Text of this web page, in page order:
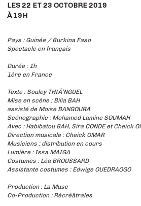
LES 22 ET 23 OCTOBRE 2019
À 19H
Pays : Guinée / Burkina Faso
Spectacle en français
Durée : 1h
1ère en France
Texte : Souley THIÂ’NGUEL
Mise en scène : Bilia BAH
assisté de Moïse BANGOURA
Scénographie : Mohamed Lamine SOUMAH
Avec : Habibatou BAH, Sira CONDE et Cheick
Direction musicale : Cheick OMAR
Musiciens : distribution en cours
Lumière : Issa MAIGA
Costumes : Léa BROUSSARD
Assistante costumes : Edwige OUEDRAOGO
Production : La Muse
Co-Production : Récréâtrales